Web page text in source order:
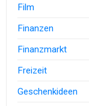
Film
Finanzen
Finanzmarkt
Freizeit
Geschenkideen